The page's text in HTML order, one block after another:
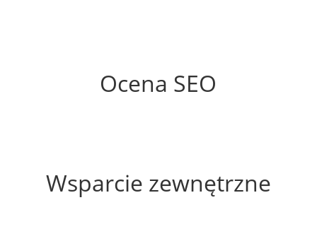
Ocena SEO
Wsparcie zewnętrzne